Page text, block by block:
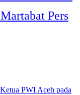
Pers